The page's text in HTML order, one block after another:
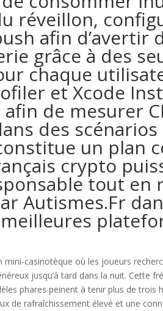
réveillon,
afin d’avertir
grâce à des
chaque
et Xcode
de mesurer
des
un plan
crypto
tout en
Autismes.Fr
où les joueurs
jusqu’à tard dans la nuit. Cette
phares peinent à tenir plus de trois
de rafraîchissement élevé et une